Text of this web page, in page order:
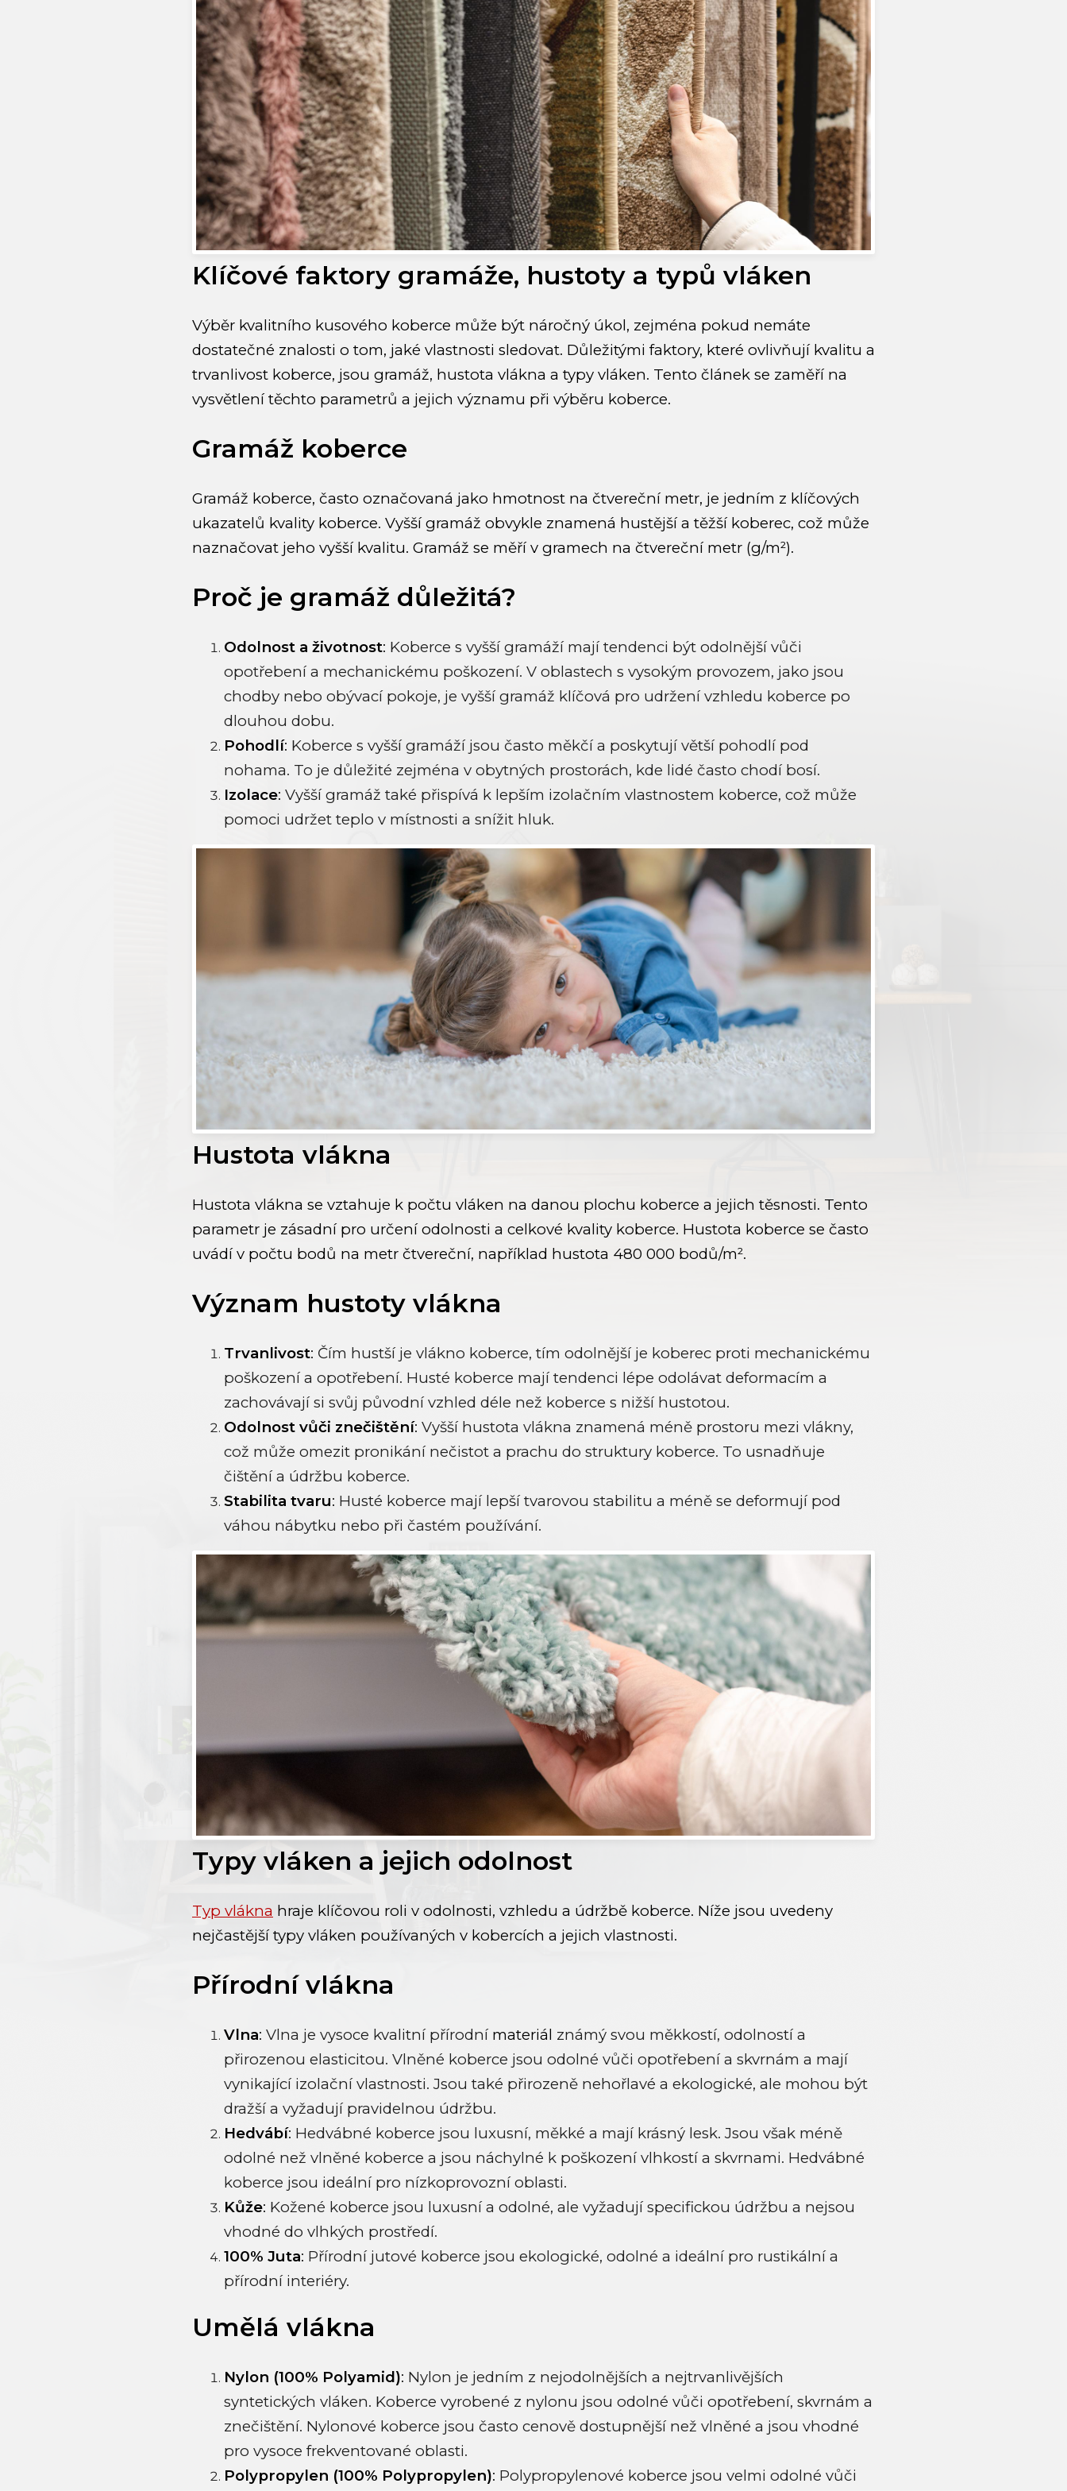
Klíčové faktory gramáže, hustoty a typů vláken
Výběr kvalitního kusového koberce může být náročný úkol, zejména pokud nemáte
dostatečné znalosti o tom, jaké vlastnosti sledovat. Důležitými faktory, které ovlivňují kvalitu a
trvanlivost koberce, jsou gramáž, hustota vlákna a typy vláken. Tento článek se zaměří na
vysvětlení těchto parametrů a jejich významu při výběru koberce.
Gramáž koberce
Gramáž koberce, často označovaná jako hmotnost na čtvereční metr, je jedním z klíčových
ukazatelů kvality koberce. Vyšší gramáž obvykle znamená hustější a těžší koberec, což může
naznačovat jeho vyšší kvalitu. Gramáž se měří v gramech na čtvereční metr (g/m²).
Proč je gramáž důležitá?
Odolnost a životnost: Koberce s vyšší gramáží mají tendenci být odolnější vůči
opotřebení a mechanickému poškození. V oblastech s vysokým provozem, jako jsou
chodby nebo obývací pokoje, je vyšší gramáž klíčová pro udržení vzhledu koberce po
dlouhou dobu.
Pohodlí: Koberce s vyšší gramáží jsou často měkčí a poskytují větší pohodlí pod
nohama. To je důležité zejména v obytných prostorách, kde lidé často chodí bosí.
Izolace: Vyšší gramáž také přispívá k lepším izolačním vlastnostem koberce, což může
pomoci udržet teplo v místnosti a snížit hluk.
Hustota vlákna
Hustota vlákna se vztahuje k počtu vláken na danou plochu koberce a jejich těsnosti. Tento
parametr je zásadní pro určení odolnosti a celkové kvality koberce. Hustota koberce se často
uvádí v počtu bodů na metr čtvereční, například hustota 480 000 bodů/m².
Význam hustoty vlákna
Trvanlivost: Čím hustší je vlákno koberce, tím odolnější je koberec proti mechanickému
poškození a opotřebení. Husté koberce mají tendenci lépe odolávat deformacím a
zachovávají si svůj původní vzhled déle než koberce s nižší hustotou.
Odolnost vůči znečištění: Vyšší hustota vlákna znamená méně prostoru mezi vlákny,
což může omezit pronikání nečistot a prachu do struktury koberce. To usnadňuje
čištění a údržbu koberce.
Stabilita tvaru: Husté koberce mají lepší tvarovou stabilitu a méně se deformují pod
váhou nábytku nebo při častém používání.
Typy vláken a jejich odolnost
Typ vlákna hraje klíčovou roli v odolnosti, vzhledu a údržbě koberce. Níže jsou uvedeny
nejčastější typy vláken používaných v kobercích a jejich vlastnosti.
Přírodní vlákna
Vlna: Vlna je vysoce kvalitní přírodní materiál známý svou měkkostí, odolností a
přirozenou elasticitou. Vlněné koberce jsou odolné vůči opotřebení a skvrnám a mají
vynikající izolační vlastnosti. Jsou také přirozeně nehořlavé a ekologické, ale mohou být
dražší a vyžadují pravidelnou údržbu.
Hedvábí: Hedvábné koberce jsou luxusní, měkké a mají krásný lesk. Jsou však méně
odolné než vlněné koberce a jsou náchylné k poškození vlhkostí a skvrnami. Hedvábné
koberce jsou ideální pro nízkoprovozní oblasti.
Kůže: Kožené koberce jsou luxusní a odolné, ale vyžadují specifickou údržbu a nejsou
vhodné do vlhkých prostředí.
100% Juta: Přírodní jutové koberce jsou ekologické, odolné a ideální pro rustikální a
přírodní interiéry.
Umělá vlákna
Nylon (100% Polyamid): Nylon je jedním z nejodolnějších a nejtrvanlivějších
syntetických vláken. Koberce vyrobené z nylonu jsou odolné vůči opotřebení, skvrnám a
znečištění. Nylonové koberce jsou často cenově dostupnější než vlněné a jsou vhodné
pro vysoce frekventované oblasti.
Polypropylen (100% Polypropylen): Polypropylenové koberce jsou velmi odolné vůči